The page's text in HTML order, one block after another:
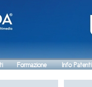
Formazione Info Patenti